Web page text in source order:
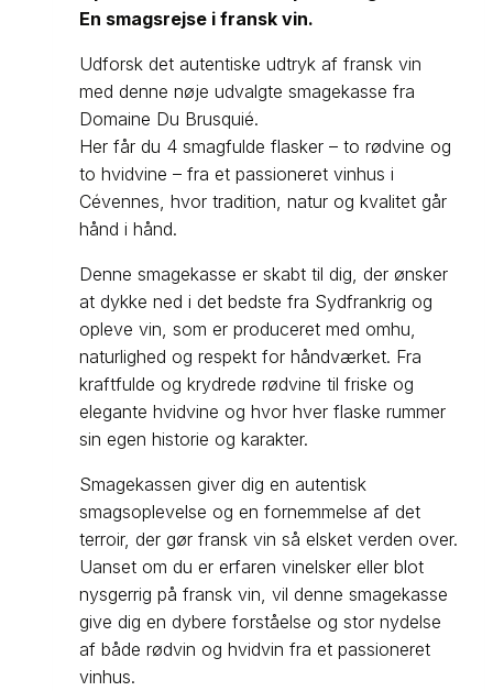
En smagsrejse i fransk vin.
Udforsk det autentiske udtryk af fransk vin
med denne nøje udvalgte smagekasse fra
Domaine Du Brusquié.
Her får du 4 smagfulde flasker – to rødvine og
to hvidvine – fra et passioneret vinhus i
Cévennes, hvor tradition, natur og kvalitet går
hånd i hånd.
Denne smagekasse er skabt til dig, der ønsker
at dykke ned i det bedste fra Sydfrankrig og
opleve vin, som er produceret med omhu,
naturlighed og respekt for håndværket. Fra
kraftfulde og krydrede rødvine til friske og
elegante hvidvine og hvor hver flaske rummer
sin egen historie og karakter.
Smagekassen giver dig en autentisk
smagsoplevelse og en fornemmelse af det
terroir, der gør fransk vin så elsket verden over.
Uanset om du er erfaren vinelsker eller blot
nysgerrig på fransk vin, vil denne smagekasse
give dig en dybere forståelse og stor nydelse
af både rødvin og hvidvin fra et passioneret
vinhus.